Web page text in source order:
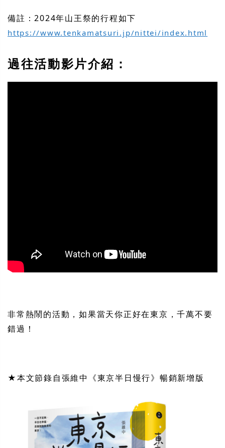
備註：2024年山王祭的行程如下
https://www.tenkamatsuri.jp/nittei/index.html
過往活動影片介紹：
非常熱鬧的活動，如果當天你正好在東京，千萬不要
錯過！
★本文節錄自張維中《東京半日慢行》暢銷新增版